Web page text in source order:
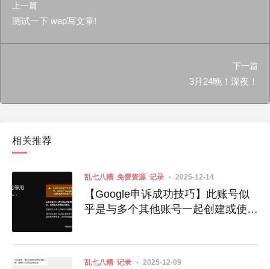
上一篇
测试一下 wap写文章!
下一篇
3月24晚！深夜！
相关推荐
乱七八糟 免费资源 记录 2025-12-14
【Google申诉成功技巧】此账号似
乎是与多个其他账号一起创建或使用
乱七八糟 记录 2025-12-09